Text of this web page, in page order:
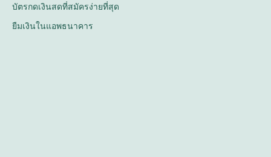
บัตรกดเงินสดที่สมัครง่ายที่สุด
ยืมเงินในแอพธนาคาร